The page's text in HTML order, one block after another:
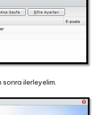
sonra ilerleyelim.